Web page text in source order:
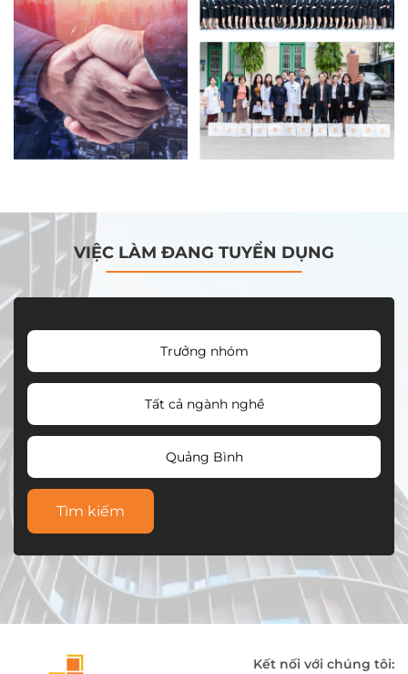
VIỆC LÀM ĐANG TUYỂN DỤNG
Trưởng nhóm
Tất cả ngành nghề
Quảng Bình
Tìm kiếm
Kết nối với chúng tôi: